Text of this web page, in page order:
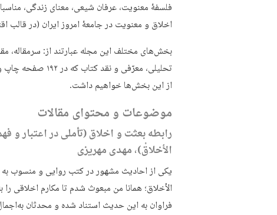
فلسفۀ معنویت، عرفان شیعی، معنای زندگی،
اخلاق و معنویت در جامعۀ امروز ایران (در
تحلیلی، معرّفی و
از این بخش‌ها خواهیم داشت.
موضوعات و محتوای مقالات
رابطه بعثت و اخلاق (تأملی در اعتبار و
الأخلاقْ)، مهدی مهریزی
یکی از احادیث مشهور در کتب روایی و منسوب به
الأخلاق؛ همانا من مبعوث شدم تا مکارم اخلاقی
فراوان به این حدیث استناد شده و محدثان